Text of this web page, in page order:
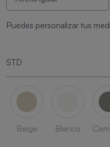
Puedes personalizar tus
STD
Beige Blanco